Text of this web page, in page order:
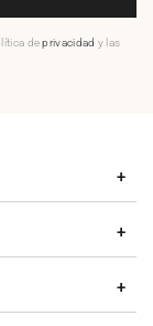
deprivacidad y las